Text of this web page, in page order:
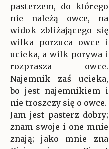
pasterzem, do którego
nie należą owce, na
widok zbliżającego się
wilka porzuca owce i
ucieka, a wilk porywa i
rozprasza owce.
Najemnik zaś ucieka,
bo jest najemnikiem i
nie troszczy się o owce.
Jam jest pasterz dobry;
znam swoje i one mnie
znają; jako mnie zna